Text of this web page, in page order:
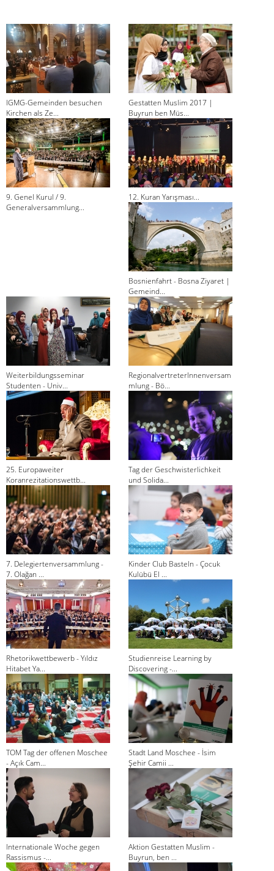
IGMG-Gemeinden besuchen
Kirchen als Ze...
Gestatten Muslim 2017 |
Buyrun ben Müs...
9. Genel Kurul / 9.
Generalversammlung...
12. Kuran Yarışması...
Bosnienfahrt - Bosna Ziyaret |
Gemeind...
Weiterbildungsseminar
Studenten - Univ...
RegionalvertreterInnenversam
mlung - Bö...
25. Europaweiter
Koranrezitationswettb...
Tag der Geschwisterlichkeit
und Solida...
7. Delegiertenversammlung -
7. Olağan ...
Kinder Club Basteln - Çocuk
Kulübü El ...
Rhetorikwettbewerb - Yıldız
Hitabet Ya...
Studienreise Learning by
Discovering -...
TOM Tag der offenen Moschee
- Açık Cam...
Stadt Land Moschee - İsim
Şehir Camii ...
Internationale Woche gegen
Rassismus -...
Aktion Gestatten Muslim -
Buyrun, ben ...